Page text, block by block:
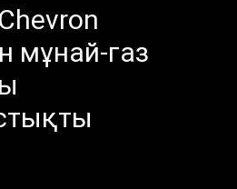
мұнай-газ